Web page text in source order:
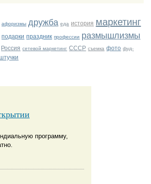
афоризмы дружба еда история маркетинг
подарки праздник профессии размышлизмы
Россия сетевой маркетинг СССР съемка фото фуд-
программу,